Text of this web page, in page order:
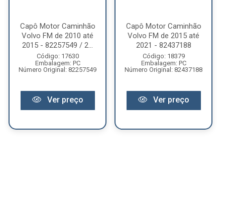
Capô Motor Caminhão
Volvo FM de 2010 até
2015 - 82257549 / 2...
Código: 17630
Embalagem: PC
Número Original: 82257549
Ver preço
Capô Motor Caminhão
Volvo FM de 2015 até
2021 - 82437188
Código: 18379
Embalagem: PC
Número Original: 82437188
Ver preço